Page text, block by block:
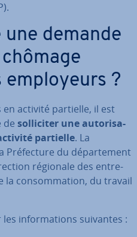
demande
?
activité partielle, il est
de sol­li­ci­ter une au­to­ri­sa­
partielle. La
Pré­fec­ture du dé­par­te­ment
régionale des en­tre­
la con­som­ma­tion, du travail
in­for­ma­tions suivantes :